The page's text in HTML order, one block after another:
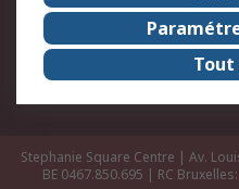
Le groupe RS Group
RS dans le monde
ESG
Stephanie Square Centre | Av.
BE 0467.850.695 | RC